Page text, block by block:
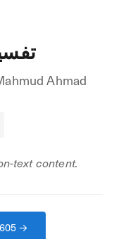
Ahmad
text content.
605→